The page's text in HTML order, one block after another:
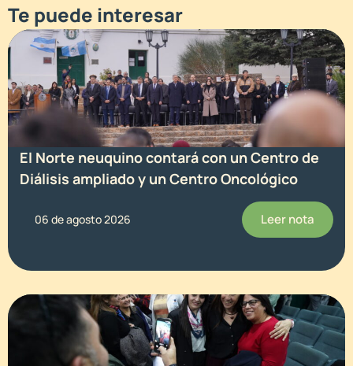
Te puede interesar
El Norte neuquino contará con un Centro de
Diálisis ampliado y un Centro Oncológico
06 de agosto 2026 Leer nota